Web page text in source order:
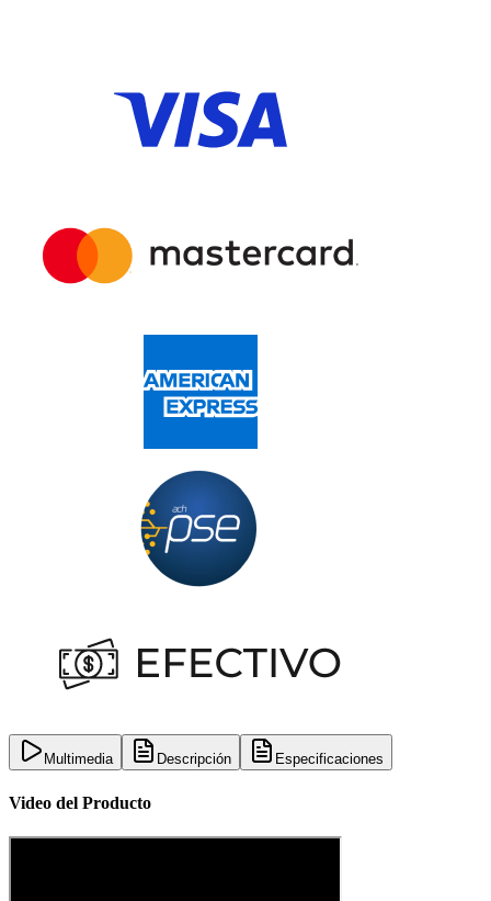
Multimedia Descripción Especificaciones
Video del Producto